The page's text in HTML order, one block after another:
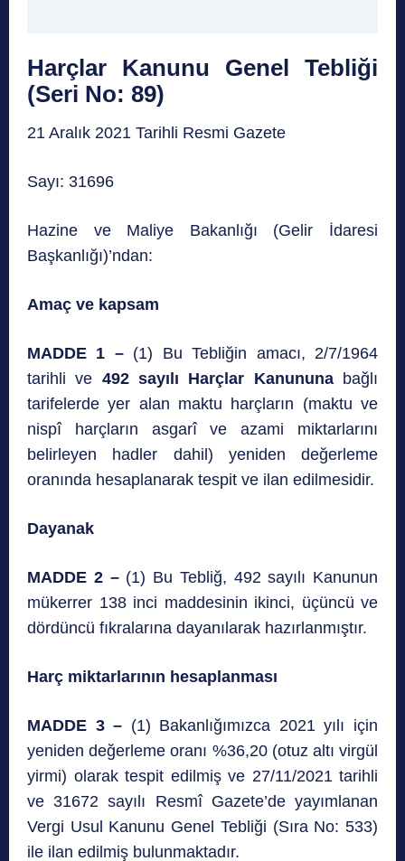
Harçlar Kanunu Genel Tebliği
(Seri No: 89)
21 Aralık 2021 Tarihli Resmi Gazete
Sayı: 31696
Hazine ve Maliye Bakanlığı (Gelir İdaresi
Başkanlığı)’ndan:
Amaç ve kapsam
MADDE 1 –(1) Bu Tebliğin amacı, 2/7/1964
tarihli ve 492 sayılı Harçlar Kanununabağlı
tarifelerde yer alan maktu harçların (maktu ve
nispî harçların asgarî ve azami miktarlarını
belirleyen hadler dahil) yeniden değerleme
oranında hesaplanarak tespit ve ilan edilmesidir.
Dayanak
MADDE 2 –(1) Bu Tebliğ, 492 sayılı Kanunun
mükerrer 138 inci maddesinin ikinci, üçüncü ve
dördüncü fıkralarına dayanılarak hazırlanmıştır.
Harç miktarlarının hesaplanması
MADDE 3 – (1) Bakanlığımızca 2021 yılı için
yeniden değerleme oranı %36,20 (otuz altı virgül
yirmi) olarak tespit edilmiş ve 27/11/2021 tarihli
ve 31672 sayılı Resmî Gazete’de yayımlanan
Vergi Usul Kanunu Genel Tebliği (Sıra No: 533)
ile ilan edilmiş bulunmaktadır.